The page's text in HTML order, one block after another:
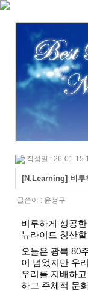
작성일 : 26-01-15
[N.Learning] 비루
글쓴이 : 윤정구
비루하게 성공
뉴라이트 청산
오늘은 광복 80
이 넘었지만 우
우리를 지배하
하고 주체적 문